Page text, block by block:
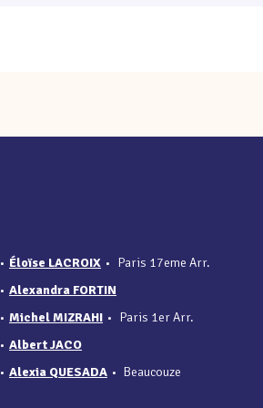
• Éloïse LACROIX • Paris 17eme Arr.
• Alexandra FORTIN
• Michel MIZRAHI • Paris 1er Arr.
• Albert JACO
• Alexia QUESADA • Beaucouze